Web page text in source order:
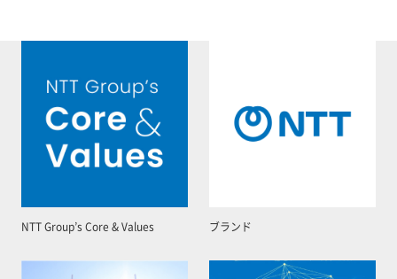
NTT Group’s Core & Values ブランド